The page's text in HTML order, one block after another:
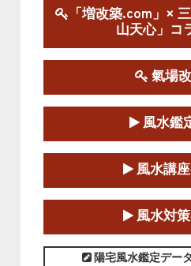
陰宅三元玄空風水講
2025-06-07～2025-06-
この講座の募集は
第１８期立命塾『実
2025-06-21～2025-08-
この講座の募集は
第１８期立命塾「実
柱推命学）講座」
2025-01-11～2025-05-11
この講座の募集は
「増改築.com」×
山天心」コ
氣場
風水鑑
風水講
風水対
陽宅風水鑑定デー